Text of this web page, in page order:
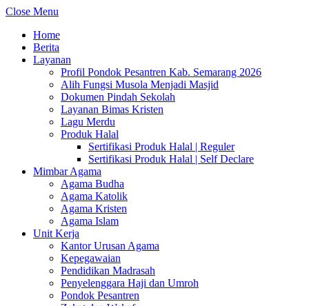
Close Menu
Home
Berita
Layanan
Profil Pondok Pesantren Kab. Semarang 2026
Alih Fungsi Musola Menjadi Masjid
Dokumen Pindah Sekolah
Layanan Bimas Kristen
Lagu Merdu
Produk Halal
Sertifikasi Produk Halal | Reguler
Sertifikasi Produk Halal | Self Declare
Mimbar Agama
Agama Budha
Agama Katolik
Agama Kristen
Agama Islam
Unit Kerja
Kantor Urusan Agama
Kepegawaian
Pendidikan Madrasah
Penyelenggara Haji dan Umroh
Pondok Pesantren